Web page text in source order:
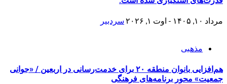
مرداد ۱۰, ۱۴۰۵ - اوت ۱, ۲۰۲۶ سردبیر
مذهبی
هم‌افزایی بانوان منطقه ۲۰ برای خدمت‌رسانی در اربعین / «جوانی
جمعیت» محور برنامه‌های فرهنگی